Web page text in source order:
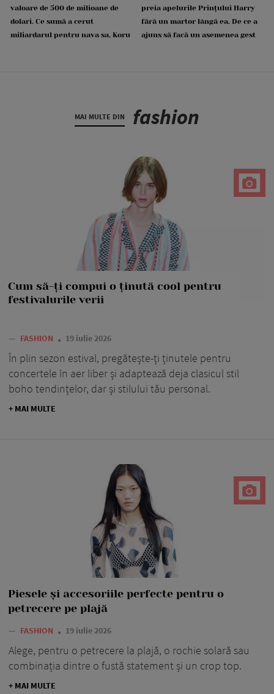
valoare de 500 de milioane de
dolari. Ce sumă a cerut
miliardarul pentru nava sa, Koru
preia apelurile Prințului Harry
fără un martor lângă ea. De ce a
ajuns să facă un asemenea gest
MAI MULTE DIN fashion
Cum să-ți compui o ținută cool pentru
festivalurile verii
— FASHION 19 iulie 2026
În plin sezon estival, pregătește-ți ținutele pentru
concertele în aer liber și adaptează deja clasicul stil
boho tendințelor, dar și stilului tău personal.
+ MAI MULTE
Piesele și accesoriile perfecte pentru o
petrecere pe plajă
— FASHION 19 iulie 2026
Alege, pentru o petrecere la plajă, o rochie solară sau
combinația dintre o fustă statement și un crop top.
+ MAI MULTE